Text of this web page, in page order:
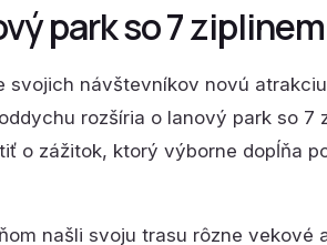
park so 7
svojich návštevníkov novú
rozšíria o lanový park so 7
o zážitok, ktorý výborne dopĺňa
našli svoju trasu rôzne vekové